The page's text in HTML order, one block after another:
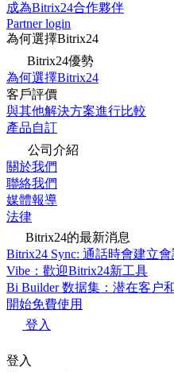
成為Bitrix24合作夥伴
Partner login
為何選擇Bitrix24
Bitrix24優勢
為何選擇Bitrix24
客戶評價
與其他解決方案進行比較
產品自訂
公司介紹
關於我們
聯絡我們
媒體報導
法律
Bitrix24的最新消息
Bitrix24 Sync: 通話時會建立
Vibe：歡迎Bitrix24新工具
Bi Builder 数据集：潜在客户
開始免費使用
登入
登入